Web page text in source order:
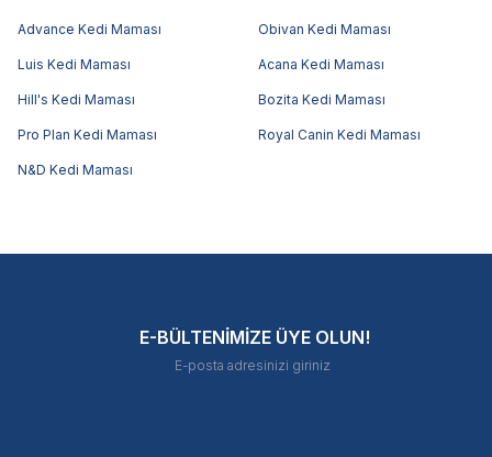
Advance Kedi Maması Obivan Kedi Maması
Luis Kedi Maması Acana Kedi Maması
Hill's Kedi Maması Bozita Kedi Maması
Pro Plan Kedi Maması Royal Canin Kedi Maması
N&D Kedi Maması
E-BÜLTENİMİZE ÜYE OLUN!